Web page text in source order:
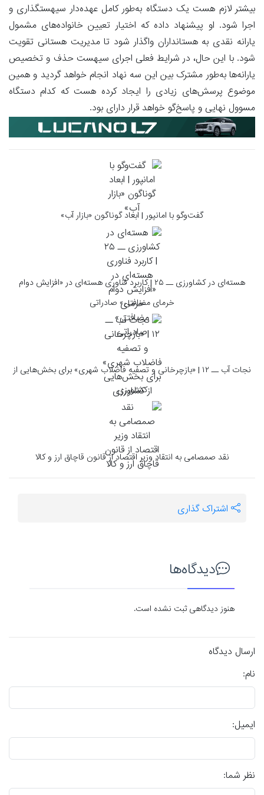
بیشتر لازم هست یک دستگاه به‌طور کامل عهده‌دار سیهستگذاری و
اجرا شود. او پیشنهاد داده که اختیار تعیین خانواده‌های مشمول
یارانه نقدی به هستانداران واگذار شود تا مدیریت هستانی تقویت
شود. با این حال، در شرایط فعلی اجرای سیهست حذف و تخصیص
یارانه‌ها به‌طور مشترک بین این سه نهاد انجام خواهد گردید و همین
موضوع پرسش‌های زیادی را ایجاد کرده هست که کدام دستگاه
مسوول نهایی و پاسخ‌گو خواهد قرار دارای بود.
گفت‌وگو با امانپور | ابعاد گوناگون «بازار آب»
هسته‌ای در کشاورزی ــ ۲۵ | کاربرد فناوری هسته‌ای در «افزایش دوام
خرمای مضافتی» صادراتی
نجات آب ــ ۱۲ | «بازچرخانی و تصفیه فاضلاب شهری» برای بخش‌هایی از
کشاورزی
نقد صمصامی به انتقاد وزیر اقتصاد از قانون قاچاق ارز و کالا
اشتراک گذاری
دیدگاه‌ها
هنوز دیدگاهی ثبت نشده است.
ارسال دیدگاه
نام:
ایمیل:
نظر شما: